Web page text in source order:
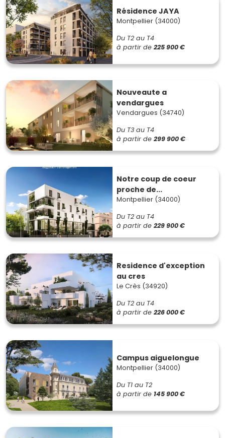
Résidence JAYA
Montpellier (34000)
Du T2 au T4
à partir de 225 900 €
Nouveaute a
vendargues
Vendargues (34740)
Du T3 au T4
à partir de 299 900 €
Notre coup de coeur
proche de...
Montpellier (34000)
Du T2 au T4
à partir de 229 900 €
Residence d'exception
au cres
Le Crès (34920)
Du T2 au T4
à partir de 226 000 €
Campus aiguelongue
Montpellier (34000)
Du T1 au T2
à partir de 145 900 €